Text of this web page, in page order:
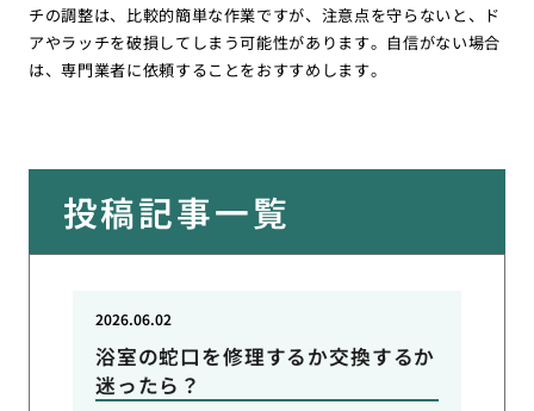
チの調整は、比較的簡単な作業ですが、注意点を守らないと、ド
アやラッチを破損してしまう可能性があります。自信がない場合
は、専門業者に依頼することをおすすめします。
投稿記事一覧
浴室の蛇口を修理するか交換するか
迷ったら？
2026.06.02